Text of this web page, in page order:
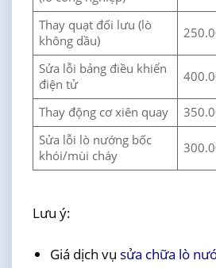
Thay quạt đối lưu (lò
không dầu)
Sửa lỗi bảng điều khiển
điện tử
Thay động cơ xiên quay
Sửa lỗi lò nướng bốc
khói/mùi cháy
Lưu ý:
Giá dịch vụ sửa chữa lò